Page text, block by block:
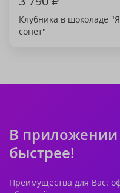
Клубника в шоколаде
сонет"
В приложении
быстрее!
Преимущества для Вас: